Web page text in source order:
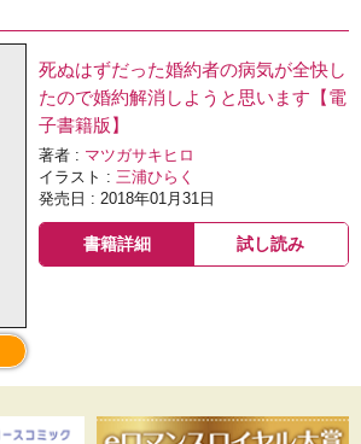
死ぬはずだった婚約者の病気が全快し
たので婚約解消しようと思います【電
子書籍版】
著者 : マツガサキヒロ
イラスト : 三浦ひらく
発売日 : 2018年01月31日
書籍詳細 試し読み